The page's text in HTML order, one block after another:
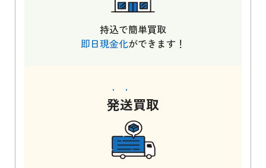
持込で簡単買取
即日現金化ができます！
発送買取